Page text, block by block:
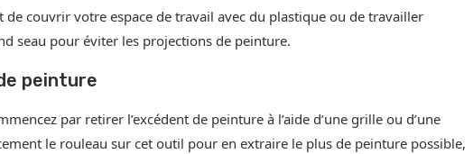
couvrir votre espace de travail avec du plastique ou de travailler
seau pour éviter les projections de peinture.
peinture
par retirer l’excédent de peinture à l’aide d’une grille ou d’une
le rouleau sur cet outil pour en extraire le plus de peinture possible,